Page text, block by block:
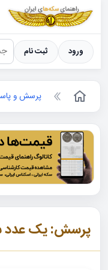
سکه ها ؛
ورود ثبت نام
پرسش و
پرسش: یک عدد